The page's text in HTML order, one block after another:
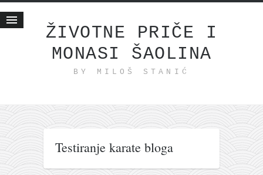
ŽIVOTNE PRIČE I
MONASI ŠAOLINA
BY MILOŠ STANIĆ
Životne priče
internet poslovanje
ishranom do zdravlja
moj haiku
momenti i mesta
Testiranje karate bloga